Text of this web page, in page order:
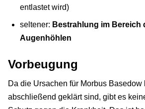
entlastet wird)
seltener: Bestrahlung im Bereich
Augenhöhlen
Vorbeugung
Da die Ursachen für Morbus Basedow
abschließend geklärt sind, gibt es